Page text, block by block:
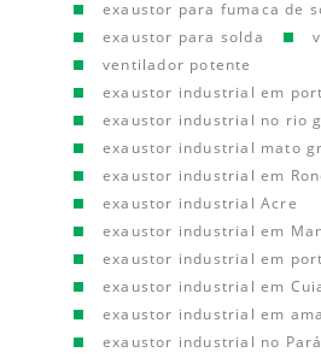
exaustor para fumaca de
exaustor para solda
ventilador potente
exaustor industrial em
exaustor industrial no rio
exaustor industrial mato
exaustor industrial em
exaustor industrial Acre
exaustor industrial em
exaustor industrial em
exaustor industrial em
exaustor industrial em
exaustor industrial no Pará